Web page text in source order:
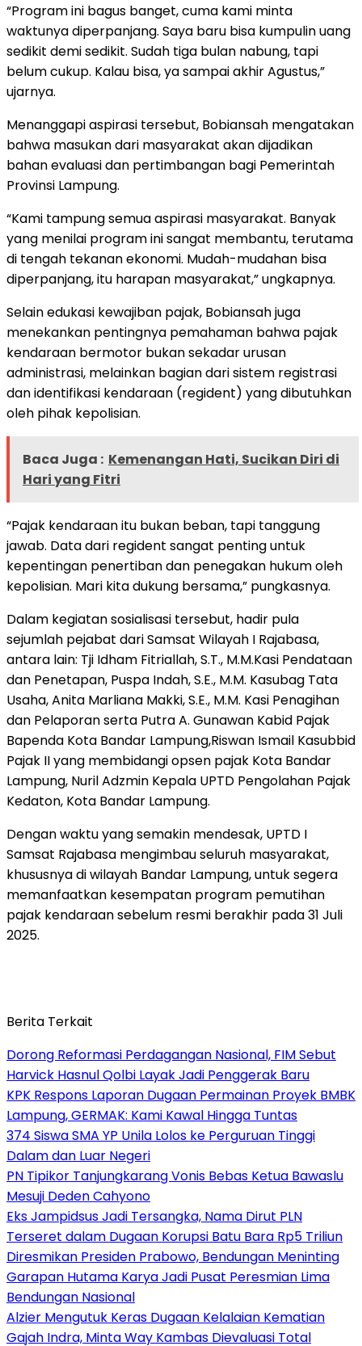
“Program ini bagus banget, cuma kami minta
waktunya diperpanjang. Saya baru bisa kumpulin uang
sedikit demi sedikit. Sudah tiga bulan nabung, tapi
belum cukup. Kalau bisa, ya sampai akhir Agustus,”
ujarnya.
Menanggapi aspirasi tersebut, Bobiansah mengatakan
bahwa masukan dari masyarakat akan dijadikan
bahan evaluasi dan pertimbangan bagi Pemerintah
Provinsi Lampung.
“Kami tampung semua aspirasi masyarakat. Banyak
yang menilai program ini sangat membantu, terutama
di tengah tekanan ekonomi. Mudah-mudahan bisa
diperpanjang, itu harapan masyarakat,” ungkapnya.
Selain edukasi kewajiban pajak, Bobiansah juga
menekankan pentingnya pemahaman bahwa pajak
kendaraan bermotor bukan sekadar urusan
administrasi, melainkan bagian dari sistem registrasi
dan identifikasi kendaraan (regident) yang dibutuhkan
oleh pihak kepolisian.
Baca Juga : Kemenangan Hati, Sucikan Diri di
Hari yang Fitri
“Pajak kendaraan itu bukan beban, tapi tanggung
jawab. Data dari regident sangat penting untuk
kepentingan penertiban dan penegakan hukum oleh
kepolisian. Mari kita dukung bersama,” pungkasnya.
Dalam kegiatan sosialisasi tersebut, hadir pula
sejumlah pejabat dari Samsat Wilayah I Rajabasa,
antara lain: Tji Idham Fitriallah, S.T., M.M.Kasi Pendataan
dan Penetapan, Puspa Indah, S.E., M.M. Kasubag Tata
Usaha, Anita Marliana Makki, S.E., M.M. Kasi Penagihan
dan Pelaporan serta Putra A. Gunawan Kabid Pajak
Bapenda Kota Bandar Lampung,Riswan Ismail Kasubbid
Pajak II yang membidangi opsen pajak Kota Bandar
Lampung, Nuril Adzmin Kepala UPTD Pengolahan Pajak
Kedaton, Kota Bandar Lampung.
Dengan waktu yang semakin mendesak, UPTD I
Samsat Rajabasa mengimbau seluruh masyarakat,
khususnya di wilayah Bandar Lampung, untuk segera
memanfaatkan kesempatan program pemutihan
pajak kendaraan sebelum resmi berakhir pada 31 Juli
2025.
Berita Terkait
Dorong Reformasi Perdagangan Nasional, FIM Sebut
Harvick Hasnul Qolbi Layak Jadi Penggerak Baru
KPK Respons Laporan Dugaan Permainan Proyek BMBK
Lampung, GERMAK: Kami Kawal Hingga Tuntas
374 Siswa SMA YP Unila Lolos ke Perguruan Tinggi
Dalam dan Luar Negeri
PN Tipikor Tanjungkarang Vonis Bebas Ketua Bawaslu
Mesuji Deden Cahyono
Eks Jampidsus Jadi Tersangka, Nama Dirut PLN
Terseret dalam Dugaan Korupsi Batu Bara Rp5 Triliun
Diresmikan Presiden Prabowo, Bendungan Meninting
Garapan Hutama Karya Jadi Pusat Peresmian Lima
Bendungan Nasional
Alzier Mengutuk Keras Dugaan Kelalaian Kematian
Gajah Indra, Minta Way Kambas Dievaluasi Total